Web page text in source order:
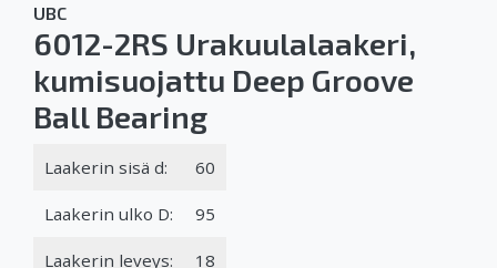
UBC
6012-2RS Urakuulalaakeri,
kumisuojattu Deep Groove
Ball Bearing
Laakerin sisä d: 60
Laakerin ulko D: 95
Laakerin leveys: 18